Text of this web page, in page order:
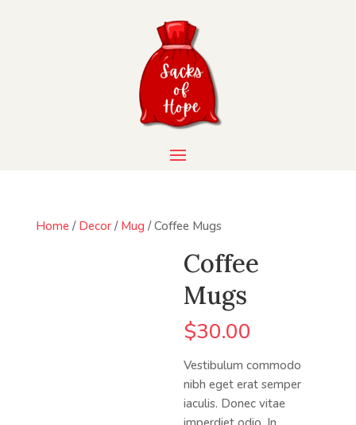
Home/ Decor/ Mug / Coffee Mugs
Coffee
Mugs
$30.00
Vestibulum commodo
nibh eget erat semper
iaculis. Donec vitae